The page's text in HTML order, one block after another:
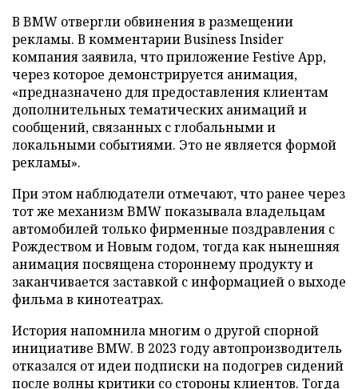
В BMW отвергли обвинения в размещении
рекламы. В комментарии Business Insider
компания заявила, что приложение Festive App,
через которое демонстрируется анимация,
«предназначено для предоставления клиентам
дополнительных тематических анимаций и
сообщений, связанных с глобальными и
локальными событиями. Это не является формой
рекламы».
При этом наблюдатели отмечают, что ранее через
тот же механизм BMW показывала владельцам
автомобилей только фирменные поздравления с
Рождеством и Новым годом, тогда как нынешняя
анимация посвящена стороннему продукту и
заканчивается заставкой с информацией о выходе
фильма в кинотеатрах.
История напомнила многим о другой спорной
инициативе BMW. В 2023 году автопроизводитель
отказался от идеи подписки на подогрев сидений
после волны критики со стороны клиентов. Тогда